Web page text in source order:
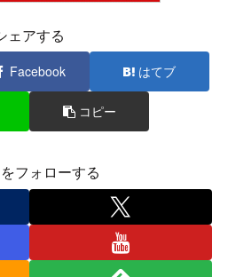
ェアする
Facebook はてブ
コピー
フォローする